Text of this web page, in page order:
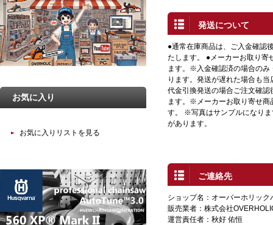
発送について
●通常在庫商品は、ご入金確認
たします。 ●メーカーお取り寄
ます。※入金確認済の場合の
ります。発送が遅れた場合も
代金引換発送の場合ご注文確
ます。※メーカーお取り寄せ商
す。 ※写真はサンプルになり
があります。
ご連絡先
ショップ名：オーバーホリック
販売業者：株式会社
運営責任者：秋好 佑恒
お気に入り
お気に入りリストを見る